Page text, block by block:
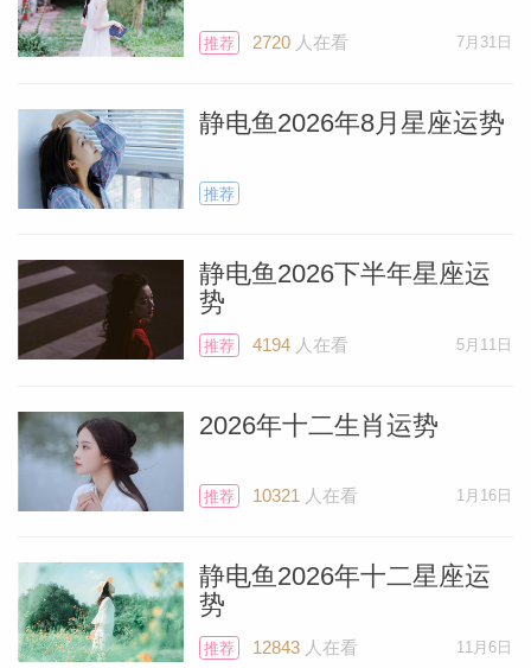
由于行星集中在你的健康宫，健康是本月你
最需要积极投入的领域之一。规律与习惯：
佳时机。利用射手座的乐观和摩羯座的纪
律，制定一个长期的饮食、运动和休息计
划。满月排毒：月初的满月发生在你的第十
静电鱼 狮子座2026年1月运势
行星集中在你的日常工作宫，要求你在运动
和健康方面保持高度的规律性。规律的必要
性：火星和摩羯座的能量是你建立长期、有
动时间表，并坚持下去。规律的运动能有效
缓解你因创意过度投入或工作压力造成的紧
张。关注消化系统... [阅读全文]
推荐 2720人在看 7月31日
静电鱼2026年8月星座运势
推荐
静电鱼2026下半年星座运
势
推荐 4194人在看 5月11日
2026年十二生肖运势
推荐 10321人在看 1月16日
静电鱼2026年十二星座运
势
推荐 12843人在看 11月6日